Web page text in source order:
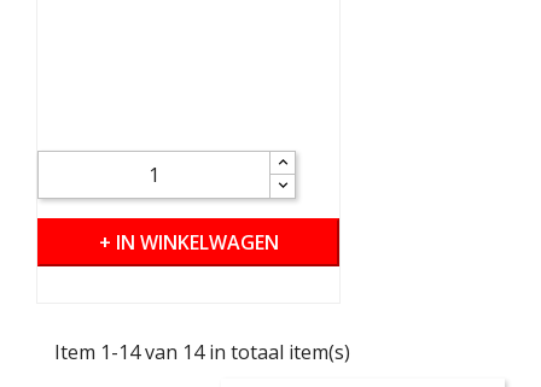
+ IN WINKELWAGEN
Item 1-14 van 14 in totaal item(s)